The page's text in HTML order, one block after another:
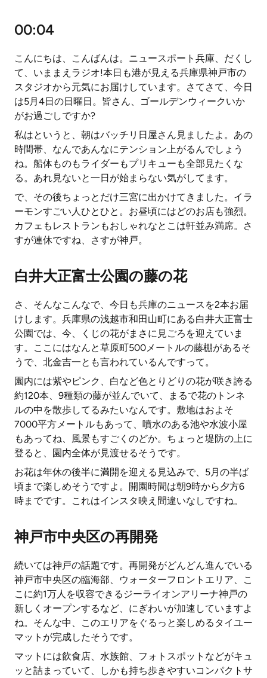
00:04
こんにちは、こんばんは。ニュースポート兵庫、だくし
て、いままえラジオ!本日も港が見える兵庫県神戸市の
スタジオから元気にお届けしています。さてさて、今日
は5月4日の日曜日。皆さん、ゴールデンウィークいか
がお過ごしですか?
私はというと、朝はバッチリ日屋さん見ましたよ。あの
時間帯、なんであんなにテンション上がるんでしょう
ね。船体ものもライダーもプリキューも全部見たくな
る。あれ見ないと一日が始まらない気がしてます。
で、その後ちょっとだけ三宮に出かけてきました。イラ
ーモンすごい人ひとひと。お昼頃にはどのお店も強烈。
カフェもレストランもおしゃれなとこは軒並み満席。さ
すが連休ですね、さすが神戸。
白井大正富士公園の藤の花
さ、そんなこんなで、今日も兵庫のニュースを2本お届
けします。兵庫県の浅越市和田山町にある白井大正富士
公園では、今、くじの花がまさに見ごろを迎えていま
す。ここにはなんと草原町500メートルの藤棚があるそ
うで、北金吉一とも言われているんですって。
園内には紫やピンク、白など色とりどりの花が咲き誇る
約120本、9種類の藤が並んでいて、まるで花のトンネ
ルの中を散歩してるみたいなんです。敷地はおよそ
7000平方メートルもあって、噴水のある池や水波小屋
もあってね、風景もすごくのどか。ちょっと堤防の上に
登ると、園内全体が見渡せるそうです。
お花は年休の後半に満開を迎える見込みで、5月の半ば
頃まで楽しめそうですよ。開園時間は朝9時から夕方6
時までです。これはインスタ映え間違いなしですね。
神戸市中央区の再開発
続いては神戸の話題です。再開発がどんどん進んでいる
神戸市中央区の臨海部、ウォーターフロントエリア、こ
こに約1万人を収容できるジーライオンアリーナ神戸の
新しくオープンするなど、にぎわいが加速していますよ
ね。そんな中、このエリアをぐるっと楽しめるタイユー
マットが完成したそうです。
マットには飲食店、水族館、フォトスポットなどがキュ
ッと詰まっていて、しかも持ち歩きやすいコンパクトサ